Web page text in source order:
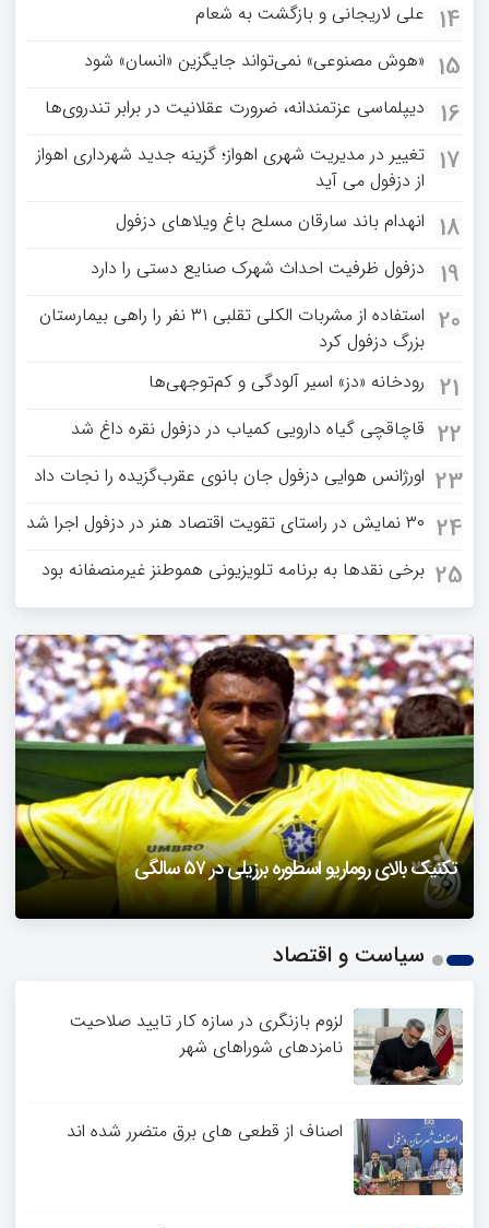
14 علی لاریجانی و بازگشت به شعام
15 «هوش مصنوعی» نمی‌تواند جایگزین «انسان» شود
16 دیپلماسی عزتمندانه، ضرورت عقلانیت در برابر تندروی‌ها
17 تغییر در مدیریت شهری اهواز؛ گزینه جدید شهرداری اهواز
از دزفول می آید
18 انهدام باند سارقان مسلح باغ‌ ویلاهای دزفول
19 دزفول ظرفیت احداث شهرک صنایع دستی را دارد
20
استفاده از مشربات الکلی تقلبی ۳۱ نفر را راهی بیمارستان
بزرگ دزفول کرد
21 رودخانه «دز» اسیر آلودگی و کم‌توجهی‌ها
22 قاچاقچی گیاه دارویی کمیاب در دزفول نقره داغ شد
23 اورژانس هوایی دزفول جان بانوی عقرب‌گزیده را نجات داد
24 ۳۰ نمایش در راستای تقویت اقتصاد هنر در دزفول اجرا شد
25 برخی نقدها به برنامه تلویزیونی هموطنز غیرمنصفانه بود
تکنیک بالای روماریو اسطوره برزیلی در ۵۷ سالگی
فیلمی از یک خواننده زن در توئیتر ضرغامی جنجالی شد
حمله تند مصطفی کواکبیان به مجری جنجالی صدا و سیما
دزفول را باید دید
2
سیاست و اقتصاد
لزوم بازنگری در سازه کار تایید صلاحیت
نامزدهای شوراهای شهر
اصناف از قطعی های برق متضرر شده اند